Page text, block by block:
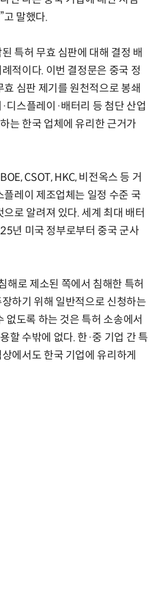
고 말했다.
특허 무효 심판에 대해 결정 배
적이다. 이번 결정문은 중국 정
효 심판 제기를 원천적으로 봉쇄
디스플레이·배터리 등 첨단 산업
는 한국 업체에 유리한 근거가
CSOT, HKC, 비전옥스 등 거
플레이 제조업체는 일정 수준 국
로 알려져 있다. 세계 최대 배터
년 미국 정부로부터 중국 군사
해로 제소된 쪽에서 침해한 특허
하기 위해 일반적으로 신청하는
없도록 하는 것은 특허 소송에서
할 수밖에 없다. 한·중 기업 간 특
에서도 한국 기업에 유리하게